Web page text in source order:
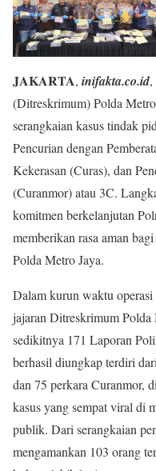
JAKARTA, inifakta.co.id,
(Ditreskrimum) Polda
serangkaian kasus tindak
Pencurian dengan
Kekerasan (Curas), dan
(Curanmor) atau 3C.
komitmen berkelanjutan
memberikan rasa aman
Polda Metro Jaya.
Dalam kurun waktu
jajaran Ditreskrimum
sedikitnya 171 Laporan
berhasil diungkap terdiri
dan 75 perkara Curanmor,
kasus yang sempat viral di
publik. Dari serangkaian
mengamankan 103 orang